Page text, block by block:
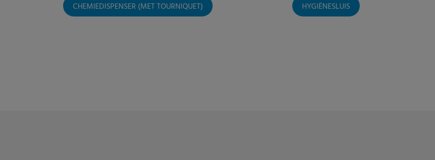
CHEMIEDISPENSER (MET TOURNIQUET) HYGIËNESLUIS